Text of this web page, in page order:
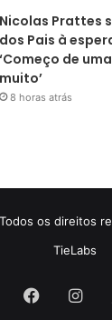
Nicolas Prattes
dos Pais à
‘Começo de
muito’
8 horas atrás
os direitos
TieLabs